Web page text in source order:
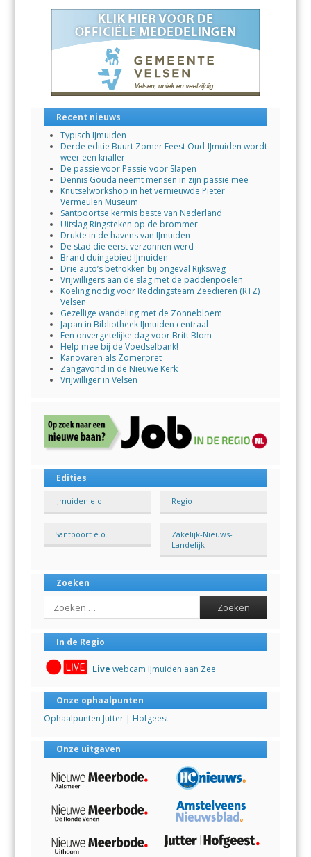
o
o
A
p
p
dI
n
Recent nieuws
Typisch IJmuiden
Derde editie Buurt Zomer Feest Oud-IJmuiden wordt
weer een knaller
De passie voor Passie voor Slapen
Dennis Gouda neemt mensen in zijn passie mee
Knutselworkshop in het vernieuwde Pieter
Vermeulen Museum
Santpoortse kermis beste van Nederland
Uitslag Ringsteken op de brommer
Drukte in de havens van IJmuiden
De stad die eerst verzonnen werd
Brand duingebied IJmuiden
Drie auto’s betrokken bij ongeval Rijksweg
Vrijwilligers aan de slag met de paddenpoelen
Koeling nodig voor Reddingsteam Zeedieren (RTZ)
Velsen
Gezellige wandeling met de Zonnebloem
Japan in Bibliotheek IJmuiden centraal
Een onvergetelijke dag voor Britt Blom
Help mee bij de Voedselbank!
Kanovaren als Zomerpret
Zangavond in de Nieuwe Kerk
Vrijwilliger in Velsen
Edities
IJmuiden e.o. Regio
Santpoort e.o.
Zakelijk-Nieuws-
Landelijk
Zoeken
Search
In de Regio
Live webcam IJmuiden aan Zee
Onze ophaalpunten
Ophaalpunten Jutter | Hofgeest
Onze uitgaven